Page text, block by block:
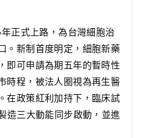
正式上路，為台灣細胞治
。新制首度明定，細胞新藥
即可申請為期五年的暫時性
時程，被法人圈視為再生醫
在政策紅利加持下，臨床試
造三大動能同步啟動，並進